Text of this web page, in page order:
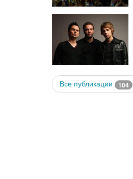
Все публикации 104